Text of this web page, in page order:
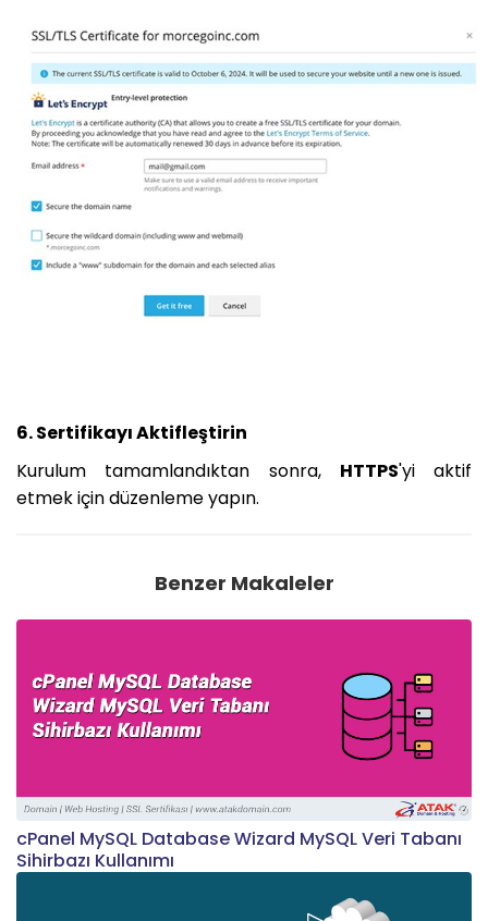
6. Sertifikayı Aktifleştirin
Kurulum tamamlandıktan sonra, HTTPS'yi aktif
etmek için düzenleme yapın.
Benzer Makaleler
cPanel MySQL Database Wizard MySQL Veri Tabanı
Sihirbazı Kullanımı